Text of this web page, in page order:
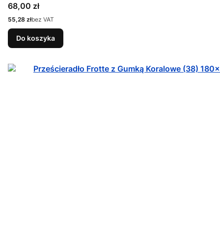
Cena
68,00 zł
Cena
55,28 złbez VAT
Do koszyka